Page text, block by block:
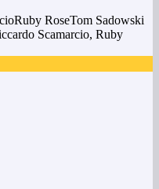
RoseTom Sadowski
Scamarcio, Ruby